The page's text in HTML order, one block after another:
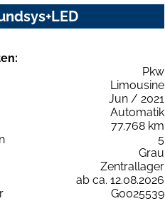
Pkw
Limousine
Jun / 2021
Automatik
77.768 km
5
Grau
Zentrallager
ab ca. 12.08.2026
G0025539